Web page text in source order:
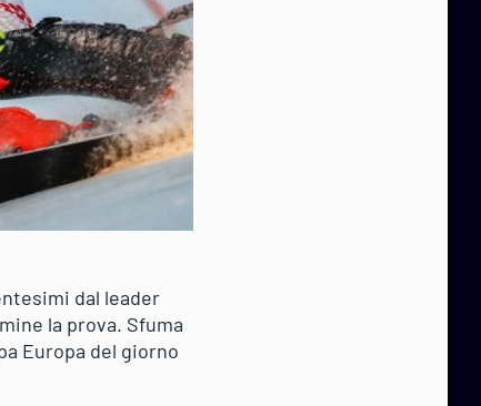
dal leader
la prova. Sfuma
Europa del giorno